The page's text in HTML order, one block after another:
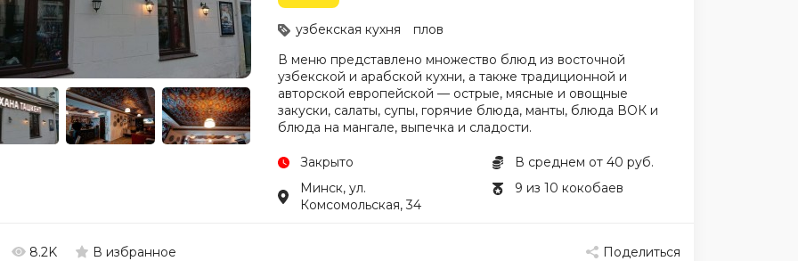
узбекская кухня
плов
В меню представлено множество блюд из восточной
узбекской и арабской кухни, а также традиционной и
авторской европейской — острые, мясные и овощные
закуски, салаты, супы, горячие блюда, манты, блюда ВОК и
блюда на мангале, выпечка и сладости.
Закрыто
В среднем от 40 руб.
Минск, ул.
Комсомольская, 34
9 из 10 кокобаев
8.2K В избранное Поделиться